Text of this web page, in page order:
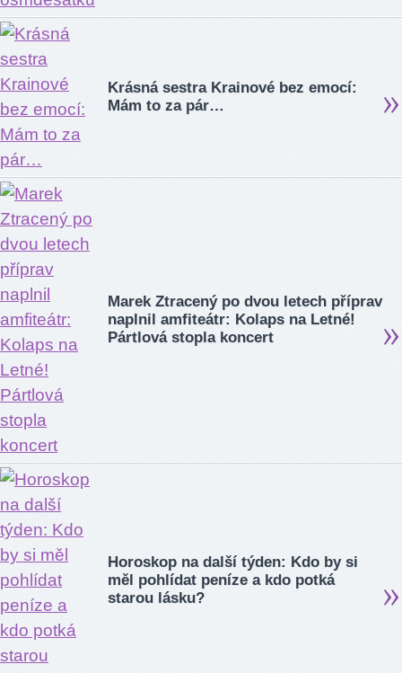
Krásná sestra Krainové bez emocí:
Mám to za pár…
Marek Ztracený po dvou letech příprav
naplnil amfiteátr: Kolaps na Letné!
Pártlová stopla koncert
Horoskop na další týden: Kdo by si
měl pohlídat peníze a kdo potká
starou lásku?